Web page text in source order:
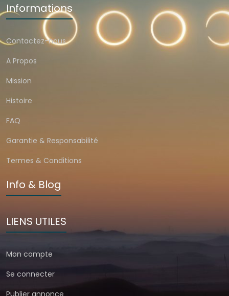
Informations
Contactez-nous
A Propos
Mission
Histoire
FAQ
Garantie & Responsabilité
Termes & Conditions
Info & Blog
LIENS UTILES
Mon compte
Se connecter
Publier annonce